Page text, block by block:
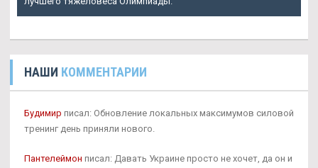
НАШИ КОММЕНТАРИИ
Будимир писал: Обновление локальных максимумов силовой
тренинг день приняли нового.
Пантелеймон писал: Давать Украине просто не хочет, да он и